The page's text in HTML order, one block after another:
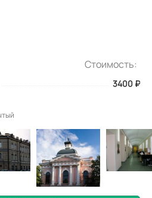
Стоимость:
3400 ₽